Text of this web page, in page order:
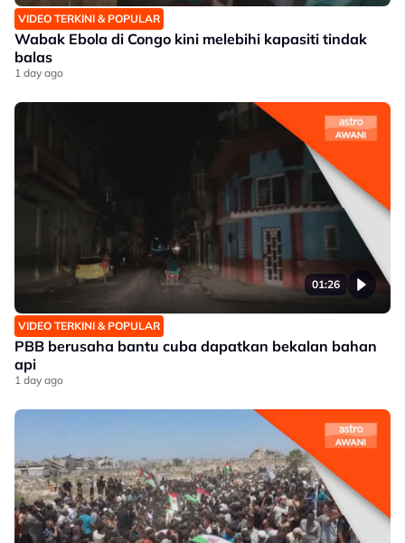
VIDEO TERKINI & POPULAR
Wabak Ebola di Congo kini melebihi kapasiti tindak
balas
1 day ago
01:26
VIDEO TERKINI & POPULAR
PBB berusaha bantu cuba dapatkan bekalan bahan
api
1 day ago